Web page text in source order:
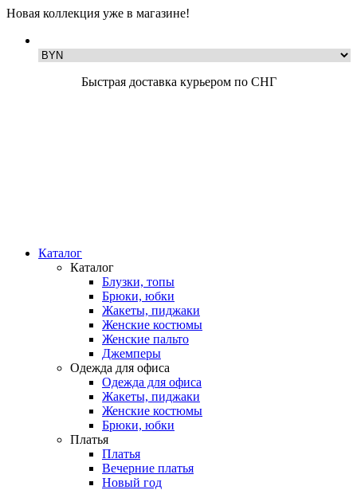
Новая коллекция уже в магазине!
Быстрая доставка курьером по СНГ
Каталог
Каталог
Блузки, топы
Брюки, юбки
Жакеты, пиджаки
Женские костюмы
Женские пальто
Джемперы
Одежда для офиса
Одежда для офиса
Жакеты, пиджаки
Женские костюмы
Брюки, юбки
Платья
Платья
Вечерние платья
Новый год